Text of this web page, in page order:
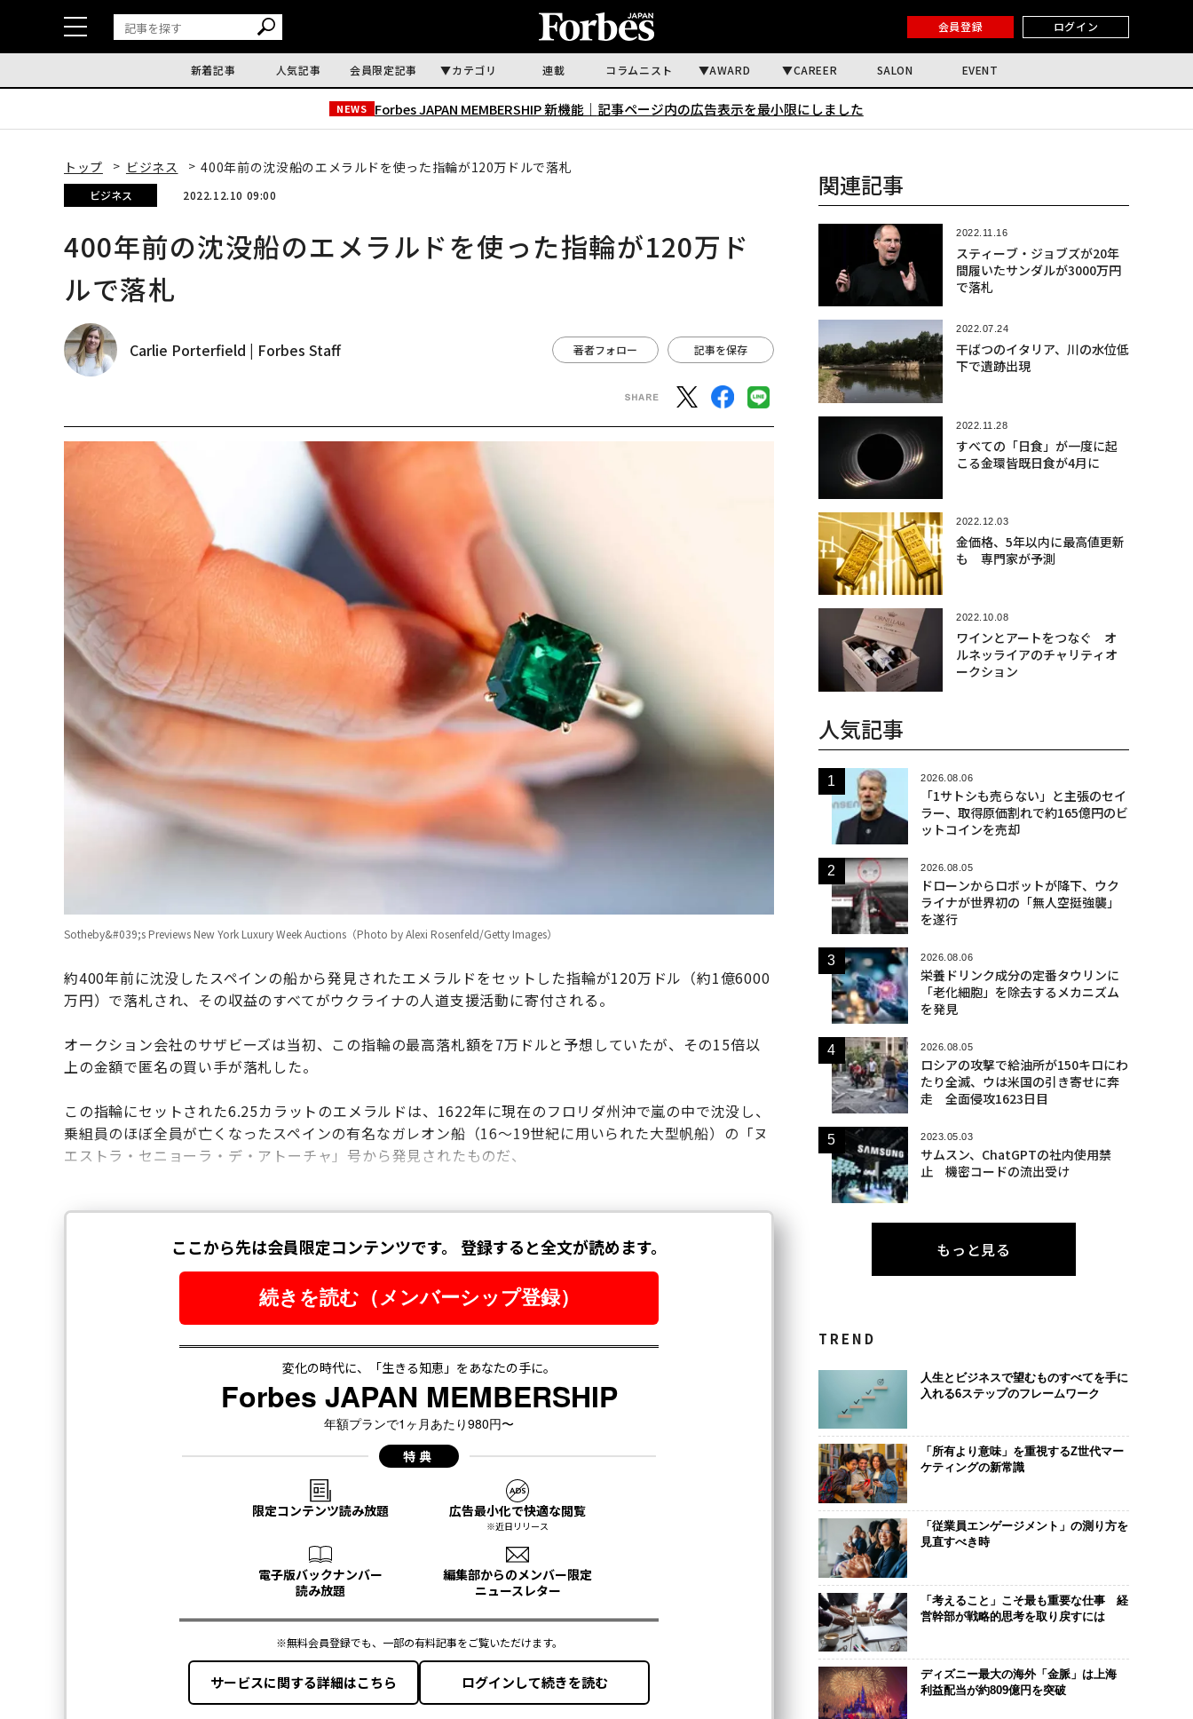
会員登録 ログイン
新着記事 人気記事 会員限定記事 カテゴリ 連載 コラムニスト AWARD CAREER SALON EVENT
NEWS Forbes JAPAN MEMBERSHIP 新機能｜ 記事ページ内の広告表示を最小限にしました
トップ ビジネス 400年前の沈没船のエメラルドを使った指輪が120万ドルで落札
ビジネス 2022.12.10 09:00
400年前の沈没船のエメラルドを使った指輪が120万ド
ルで落札
Carlie Porterfield | Forbes Staff 著者フォロー 記事を保存
Sotheby&#039;s Previews New York Luxury Week Auctions（Photo by Alexi Rosenfeld/Getty Images）
約400年前に沈没したスペインの船から発見されたエメラルドをセットした指輪が120万ドル（約1億6000
万円）で落札され、その収益のすべてがウクライナの人道支援活動に寄付される。
オークション会社のサザビーズは当初、この指輪の最高落札額を7万ドルと予想していたが、その15倍以
上の金額で匿名の買い手が落札した。
この指輪にセットされた6.25カラットのエメラルドは、1622年に現在のフロリダ州沖で嵐の中で沈没し、
乗組員のほぼ全員が亡くなったスペインの有名なガレオン船（16～19世紀に用いられた大型帆船）の「ヌ
エストラ・セニョーラ・デ・アトーチャ」号から発見されたものだ、
関連記事
2022.11.16
スティーブ・ジョブズが20年
間履いたサンダルが3000万円
で落札
2022.07.24
干ばつのイタリア、川の水位低
下で遺跡出現
2022.11.28
すべての「日食」が一度に起
こる金環皆既日食が4月に
2022.12.03
金価格、5年以内に最高値更新
も 専門家が予測
2022.10.08
ワインとアートをつなぐ オ
ルネッライアのチャリティオ
ークション
人気記事
2026.08.06
「1サトシも売らない」と主張のセイ
ラー、取得原価割れで約165億円のビ
ットコインを売却
2026.08.05
ドローンからロボットが降下、ウク
ライナが世界初の「無人空挺強襲」
を遂行
2026.08.06
栄養ドリンク成分の定番タウリンに
「老化細胞」を除去するメカニズム
を発見
2026.08.05
ロシアの攻撃で給油所が150キロにわ
たり全滅、ウは米国の引き寄せに奔
走 全面侵攻1623日目
2023.05.03
サムスン、ChatGPTの社内使用禁
止 機密コードの流出受け
もっと見る
TREND
人生とビジネスで望むものすべてを手に
入れる6ステップのフレームワーク
「所有より意味」を重視するZ世代マー
ケティングの新常識
「従業員エンゲージメント」の測り方を
見直すべき時
「考えること」こそ最も重要な仕事 経
営幹部が戦略的思考を取り戻すには
ディズニー最大の海外「金脈」は上海
利益配当が約809億円を突破